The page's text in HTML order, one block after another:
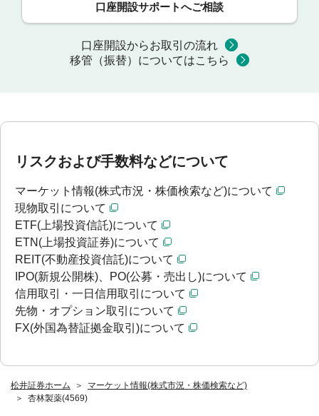
松井証券ホーム
マーケット情報(株式市況・株価検索など)
杏林製薬(4569)
口座開設サポートへご相談
口座開設からお取引の流れ
移管（振替）についてはこちら
リスクおよび手数料などについて
マーケット情報(株式市況・株価検索など)について
現物取引について
ETF(上場投資信託)について
ETN(上場投資証券)について
REIT(不動産投資信託)について
IPO(新規公開株)、PO(公募・売出し)について
信用取引・一日信用取引について
先物・オプション取引について
FX(外国為替証拠金取引)について